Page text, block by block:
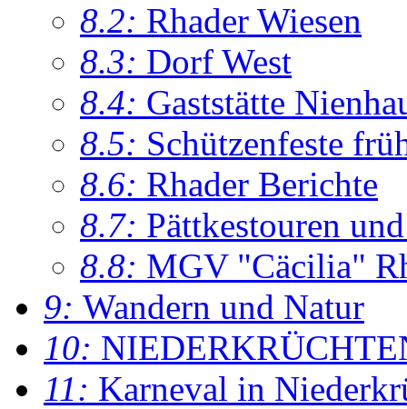
8.2: Rhader Wiesen
8.3: Dorf West
8.4: Gaststätte
8.5: Schützenfeste
8.6: Rhader Berichte
8.7: Pättkestouren
8.8: MGV "Cäcilia"
9: Wandern und Natur
10:
11: Karneval in